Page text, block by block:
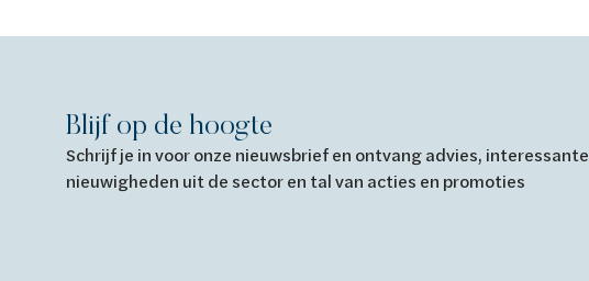
Blijf op de hoogte
Schrijf je in voor onze nieuwsbrief en ontvang advies, interessante
nieuwigheden uit de sector en tal van acties en promoties